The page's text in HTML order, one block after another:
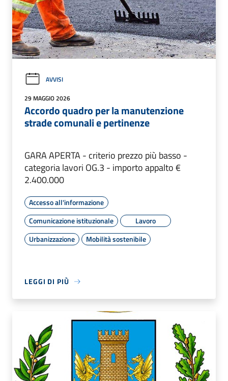
AVVISI
29 MAGGIO 2026
Accordo quadro per la manutenzione
strade comunali e pertinenze
GARA APERTA - criterio prezzo più basso -
categoria lavori OG.3 - importo appalto €
2.400.000
Accesso all'informazione
Comunicazione istituzionale
Lavoro
Urbanizzazione
Mobilità sostenibile
LEGGI DI PIÙ